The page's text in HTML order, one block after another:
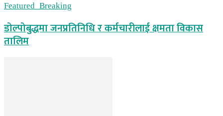
Featured_Breaking
डोल्पोबुद्धमा जनप्रतिनिधि र कर्मचारीलाई क्षमता विकास
तालिम